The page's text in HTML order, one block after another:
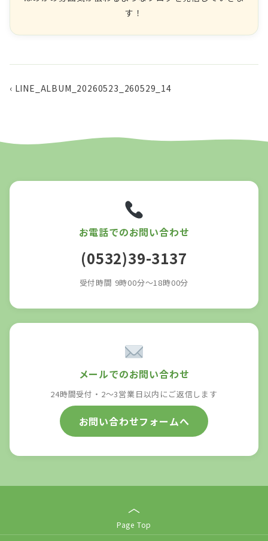
す！
‹ LINE_ALBUM_20260523_260529_14
お電話でのお問い合わせ
(0532)39-3137
受付時間 9時00分～18時00分
メールでのお問い合わせ
24時間受付・2〜3営業日以内にご返信します
お問い合わせフォームへ
︿
Page Top